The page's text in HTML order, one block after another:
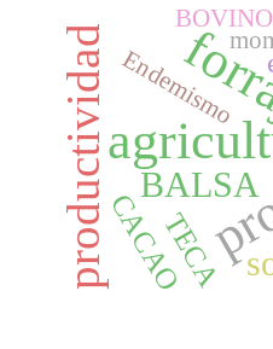
productividad BALSA
CACAOTECA
Endemismo